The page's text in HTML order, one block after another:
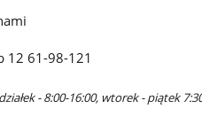
12 61-98-121
- 8:00-16:00, wtorek - piątek